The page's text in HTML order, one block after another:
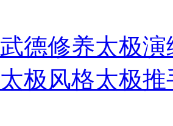
武德修养太极演
太极风格太极推